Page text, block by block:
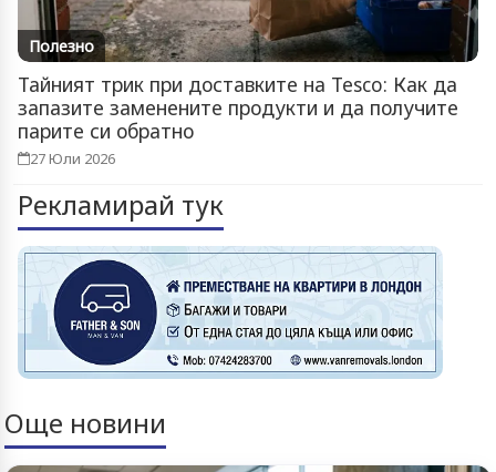
Полезно
Тайният трик при доставките на Tesco: Как да
запазите заменените продукти и да получите
парите си обратно
27 Юли 2026
Рекламирай тук
Още новини